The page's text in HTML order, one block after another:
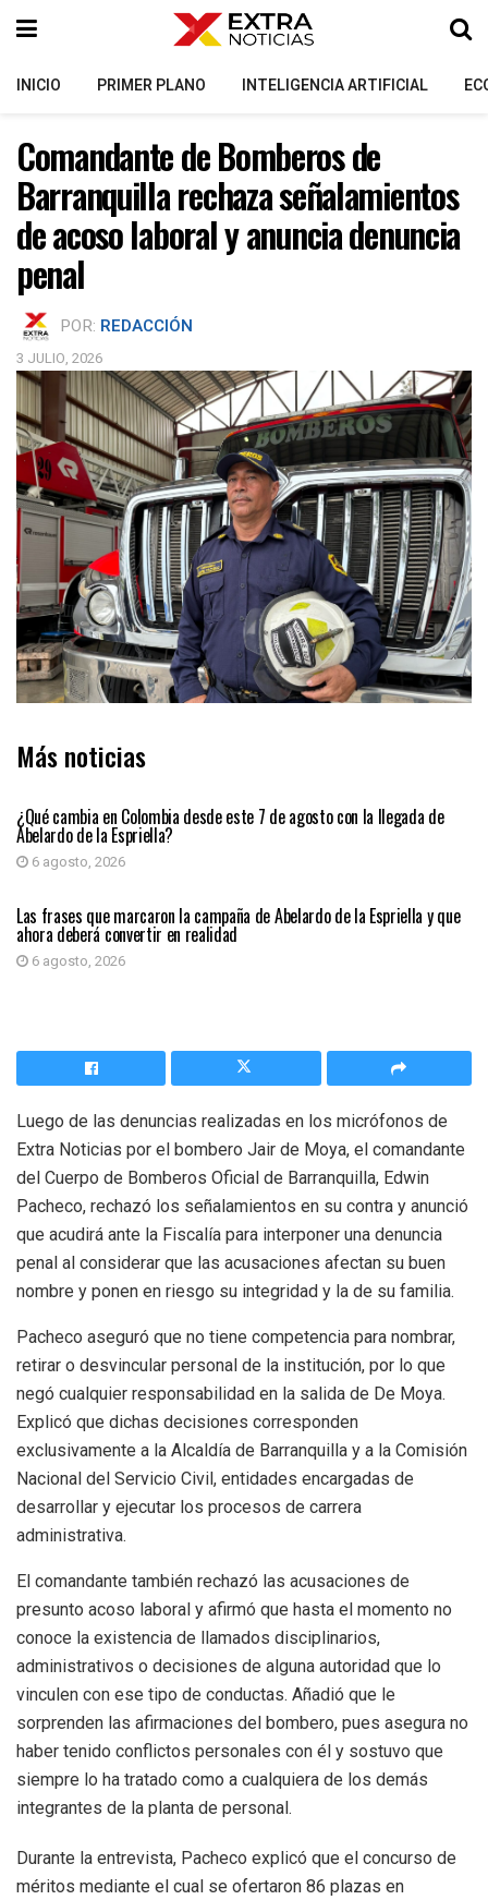
INICIO PRIMER PLANO INTELIGENCIA ARTIFICIAL
Comandante de Bomberos de
Barranquilla rechaza señalamientos
de acoso laboral y anuncia denuncia
penal
POR: REDACCIÓN
3 JULIO, 2026
Más noticias
¿Qué cambia en Colombia desde este 7 de agosto con la llegada de
Abelardo de la Espriella?
6 agosto, 2026
PRIMER PLANO
Las frases que marcaron la campaña de Abelardo de la Espriella y que
ahora deberá convertir en realidad
6 agosto, 2026
Luego de las denuncias realizadas en los micrófonos de
Extra Noticias por el bombero Jair de Moya, el comandante
del Cuerpo de Bomberos Oficial de Barranquilla, Edwin
Pacheco, rechazó los señalamientos en su contra y anunció
que acudirá ante la Fiscalía para interponer una denuncia
penal al considerar que las acusaciones afectan su buen
nombre y ponen en riesgo su integridad y la de su familia.
Pacheco aseguró que no tiene competencia para nombrar,
retirar o desvincular personal de la institución, por lo que
negó cualquier responsabilidad en la salida de De Moya.
Explicó que dichas decisiones corresponden
exclusivamente a la Alcaldía de Barranquilla y a la Comisión
Nacional del Servicio Civil, entidades encargadas de
desarrollar y ejecutar los procesos de carrera
administrativa.
El comandante también rechazó las acusaciones de
presunto acoso laboral y afirmó que hasta el momento no
conoce la existencia de llamados disciplinarios,
administrativos o decisiones de alguna autoridad que lo
vinculen con ese tipo de conductas. Añadió que le
sorprenden las afirmaciones del bombero, pues asegura no
haber tenido conflictos personales con él y sostuvo que
siempre lo ha tratado como a cualquiera de los demás
integrantes de la planta de personal.
Durante la entrevista, Pacheco explicó que el concurso de
méritos mediante el cual se ofertaron 86 plazas en